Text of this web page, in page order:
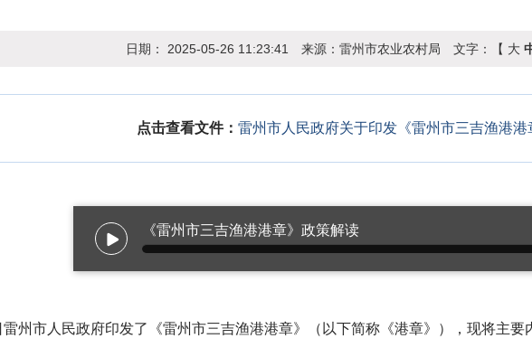
日期： 2025-05-26 11:23:41 来源： 雷州市农业农村局 文字：【 大
点击查看文件： 雷州市人民政府关于印发《雷州市三吉渔港港
《雷州市三吉渔港港章》政策解读
市人民政府印发了《雷州市三吉渔港港章》（以下简称《港章》），现将主要